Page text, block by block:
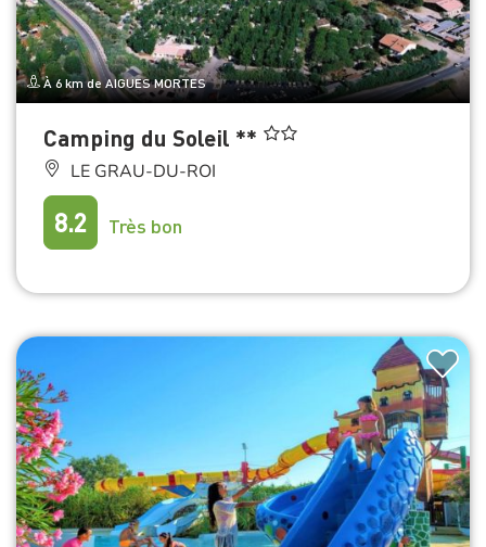
À 6 km de AIGUES MORTES
Camping du Soleil **
LE GRAU-DU-ROI
8.2 Très bon